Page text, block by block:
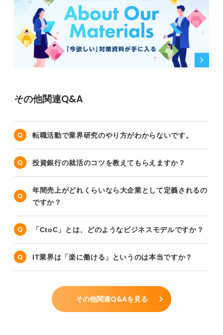
その他関連Q&A
転職活動で業界研究のやり方がわからないです。
投資銀行の就活のコツを教えてもらえますか？
年間売上がどれくらいなら大企業として定義されるの
ですか？
「CtoC」とは、どのようなビジネスモデルですか？
IT業界は「楽に働ける」というのは本当ですか？
その他関連Q&Aを見る